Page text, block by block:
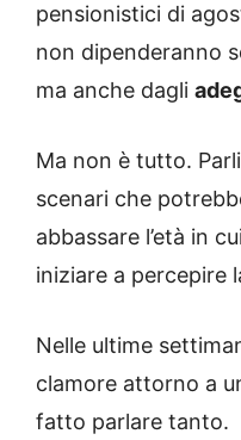
pensionistici di
non dipenderanno
ma anche dagli
Ma non è tutto.
scenari che
abbassare l’età in
iniziare a percepire
Nelle ultime
clamore attorno a
fatto parlare tanto.